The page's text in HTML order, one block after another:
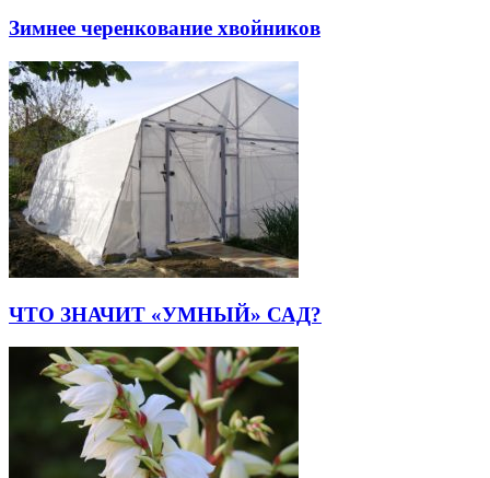
Зимнее черенкование хвойников
ЧТО ЗНАЧИТ «УМНЫЙ» САД?